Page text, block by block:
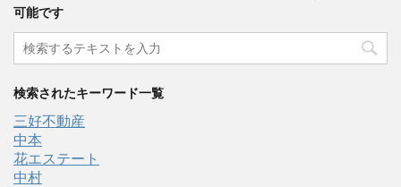
可能です
検索されたキーワード一覧
三好不動産
中本
花エステート
中村